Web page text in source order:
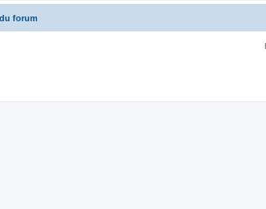
forum